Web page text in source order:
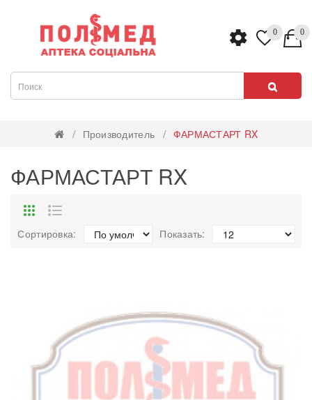
0 0
Производитель ФАРМАСТАРТ RX
ФАРМАСТАРТ RX
Сортировка: Показать: